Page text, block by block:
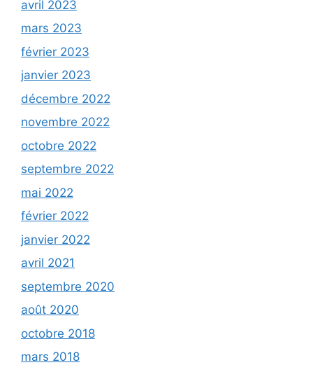
avril 2023
mars 2023
février 2023
janvier 2023
décembre 2022
novembre 2022
octobre 2022
septembre 2022
mai 2022
février 2022
janvier 2022
avril 2021
septembre 2020
août 2020
octobre 2018
mars 2018